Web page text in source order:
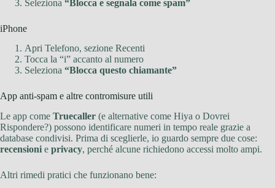
Seleziona “Blocca e segnala come spam”
iPhone
Apri Telefono, sezione Recenti
Tocca la “i” accanto al numero
Seleziona “Blocca questo chiamante”
App anti-spam e altre contromisure utili
Le app come Truecaller (e alternative come Hiya o Dovrei
Rispondere?) possono identificare numeri in tempo reale grazie a
database condivisi. Prima di sceglierle, io guardo sempre due cose:
recensioni e privacy, perché alcune richiedono accessi molto ampi.
Altri rimedi pratici che funzionano bene: